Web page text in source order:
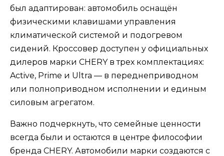
был адаптирован: автомобиль оснащён
физическими клавишами управления
климатической системой и подогревом
сидений. Кроссовер доступен у официальных
дилеров марки CHERY в трех комплектациях:
Active, Prime и Ultra — в переднеприводном
или полноприводном исполнении и единым
силовым агрегатом.
Важно подчеркнуть, что семейные ценности
всегда были и остаются в центре философии
бренда CHERY. Автомобили марки создаются с